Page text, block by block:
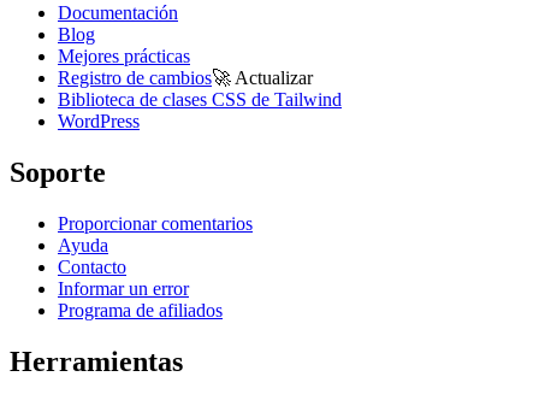
Documentación
Blog
Mejores prácticas
Registro de cambios🚀 Actualizar
Biblioteca de clases CSS de Tailwind
WordPress
Soporte
Proporcionar comentarios
Ayuda
Contacto
Informar un error
Programa de afiliados
Herramientas